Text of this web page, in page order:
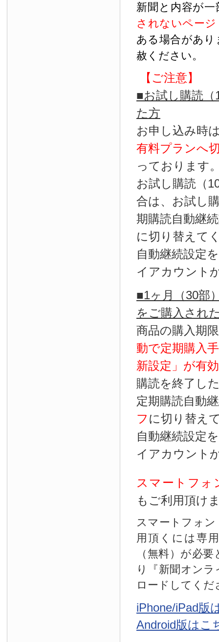
新聞と内容が
されないペー
ある場合があ
赦ください。
【ご注意】
■お試し購読
た方
お申し込み時
有料プランへ
っております
お試し購読（
合は、お試し
期購読自動継
に切り替えて
自動継続設定
イアカウント
■1ヶ月（30部
をご購入され
商品の購入期
動で定期購入
新設定」が有効
購読を終了し
定期購読自動
フ に切り替え
自動継続設定
イアカウント
スマートフォ
もご利用頂け
スマートフォ
用頂くには専
（無料）が必
り『新聞オン
ロードしてくだ
iPhone/iPad版
Android版はこ